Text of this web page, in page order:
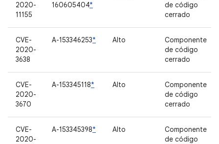
2020-
11155
160605404*
de código
cerrado
CVE-
2020-
3638
A-153346253* Alto
Componente
de código
cerrado
CVE-
2020-
3670
A-153345118* Alto
Componente
de código
cerrado
CVE-
2020-
A-153345398* Alto
Componente
de código